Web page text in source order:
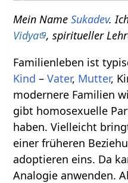
Mein NameSukadev.
Vidya , spiritueller
Familienleben ist
Kind –Vater, Mutter,
modernere Familien
gibt homosexuelle
haben. Vielleicht
einer früheren
adoptieren eins. Da
Analogie anwenden.